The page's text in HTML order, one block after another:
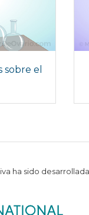
sobre el
ha sido